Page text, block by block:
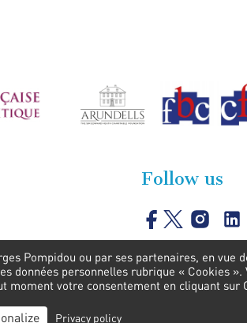
Follow us
Pompidou ou par ses partenaires, en vue
personnelles rubrique « Cookies
votre consentement en cliquant sur
Privacy policy